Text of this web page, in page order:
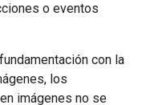
o eventos
con la
los
imágenes no se